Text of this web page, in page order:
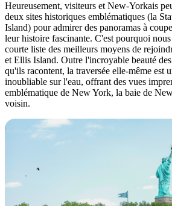
Heureusement, visiteurs et New-Yorkais
deux sites historiques emblématiques (la
Island) pour admirer des panoramas à
leur histoire fascinante. C'est pourquoi nous
courte liste des meilleurs moyens de
et Ellis Island. Outre l'incroyable beauté
qu'ils racontent, la traversée elle-même est
inoubliable sur l'eau, offrant des vues
emblématique de New York, la baie de
voisin.